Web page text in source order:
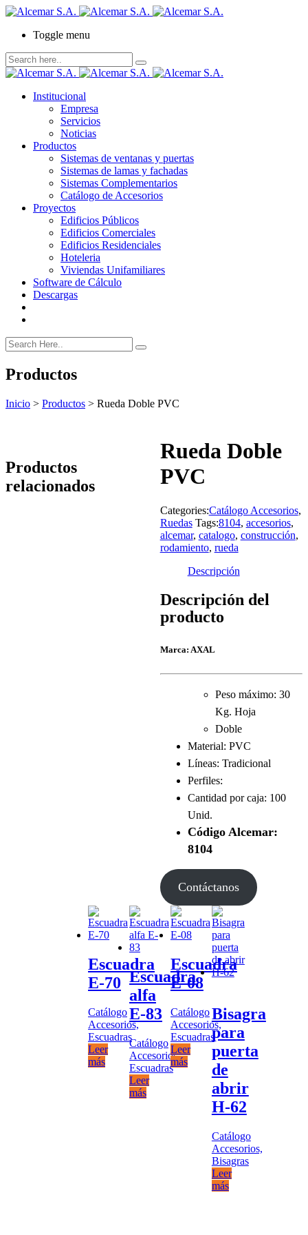
Toggle menu
Institucional
Empresa
Servicios
Noticias
Productos
Sistemas de ventanas y puertas
Sistemas de lamas y fachadas
Sistemas Complementarios
Catálogo de Accesorios
Proyectos
Edificios Públicos
Edificios Comerciales
Edificios Residenciales
Hoteleria
Viviendas Unifamiliares
Software de Cálculo
Descargas
Productos
Inicio > Productos > Rueda Doble PVC
Rueda Doble
PVC
Categories:Catálogo Accesorios,
Ruedas Tags:8104, accesorios,
alcemar, catalogo, construcción,
rodamiento, rueda
Descripción
Descripción del
producto
Marca: AXAL
Peso máximo: 30
Kg. Hoja
Doble
Material: PVC
Líneas: Tradicional
Perfiles:
Cantidad por caja: 100
Unid.
Código Alcemar:
8104
Contáctanos
Productos
relacionados
Escuadra
E-70
Catálogo
Accesorios,
Escuadras
Leer
más
Escuadra
alfa
E-83
Catálogo
Accesorios,
Escuadras
Leer
más
Escuadra
E-08
Catálogo
Accesorios,
Escuadras
Leer
más
Bisagra
para
puerta
de
abrir
H-62
Catálogo
Accesorios,
Bisagras
Leer
más